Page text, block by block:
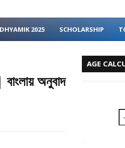
2025 SCHOLARSHIP
অনুবাদ
AGE